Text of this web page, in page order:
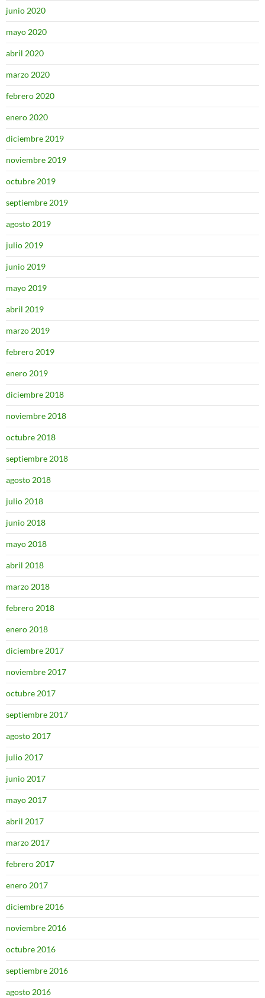
junio 2020
mayo 2020
abril 2020
marzo 2020
febrero 2020
enero 2020
diciembre 2019
noviembre 2019
octubre 2019
septiembre 2019
agosto 2019
julio 2019
junio 2019
mayo 2019
abril 2019
marzo 2019
febrero 2019
enero 2019
diciembre 2018
noviembre 2018
octubre 2018
septiembre 2018
agosto 2018
julio 2018
junio 2018
mayo 2018
abril 2018
marzo 2018
febrero 2018
enero 2018
diciembre 2017
noviembre 2017
octubre 2017
septiembre 2017
agosto 2017
julio 2017
junio 2017
mayo 2017
abril 2017
marzo 2017
febrero 2017
enero 2017
diciembre 2016
noviembre 2016
octubre 2016
septiembre 2016
agosto 2016